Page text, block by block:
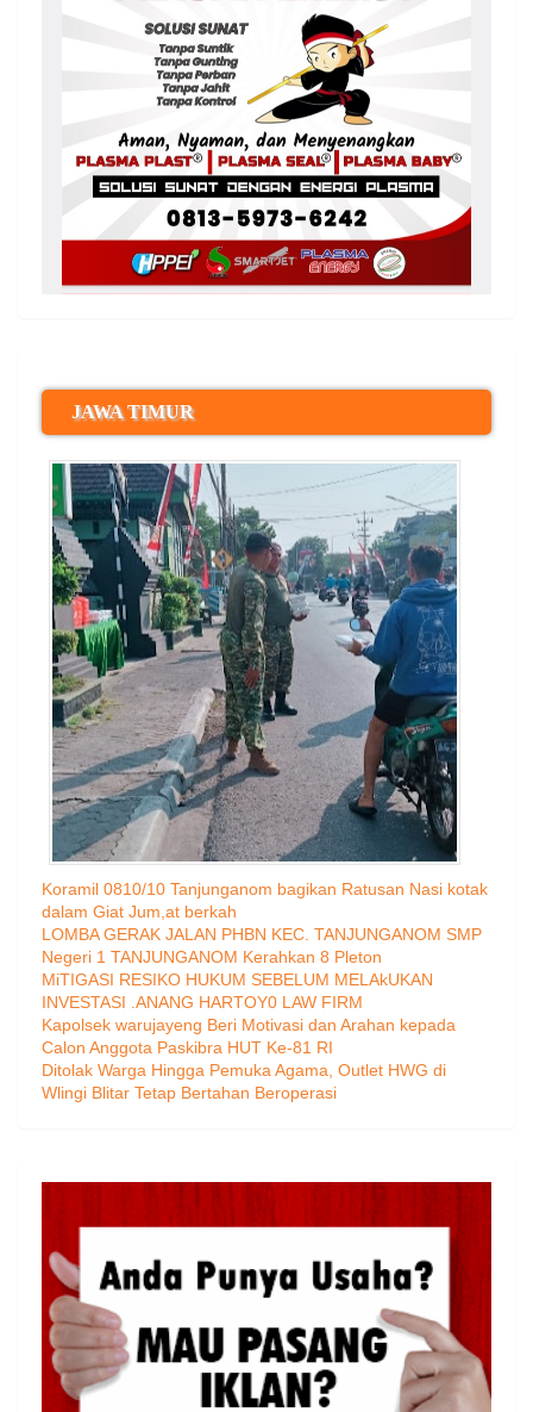
JAWA TIMUR
Koramil 0810/10 Tanjunganom bagikan Ratusan Nasi kotak
dalam Giat Jum,at berkah
LOMBA GERAK JALAN PHBN KEC. TANJUNGANOM SMP
Negeri 1 TANJUNGANOM Kerahkan 8 Pleton
MiTIGASI RESIKO HUKUM SEBELUM MELAkUKAN
INVESTASI .ANANG HARTOY0 LAW FIRM
Kapolsek warujayeng Beri Motivasi dan Arahan kepada
Calon Anggota Paskibra HUT Ke-81 RI
Ditolak Warga Hingga Pemuka Agama, Outlet HWG di
Wlingi Blitar Tetap Bertahan Beroperasi